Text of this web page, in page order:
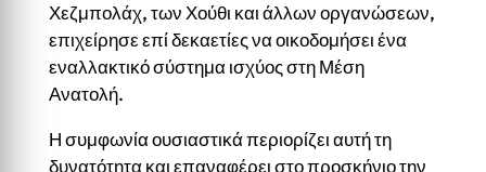
Χεζμπολάχ, των Χούθι και άλλων οργανώσεων,
επιχείρησε επί δεκαετίες να οικοδομήσει ένα
εναλλακτικό σύστημα ισχύος στη Μέση
Ανατολή.
Η συμφωνία ουσιαστικά περιορίζει αυτή τη
δυνατότητα και επαναφέρει στο προσκήνιο την